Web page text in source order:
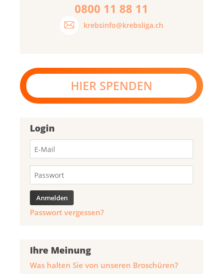
0800 11 88 11
krebsinfo@krebsliga.ch
HIER SPENDEN
Login
Passwort vergessen?
Ihre Meinung
Was halten Sie von unseren Broschüren?